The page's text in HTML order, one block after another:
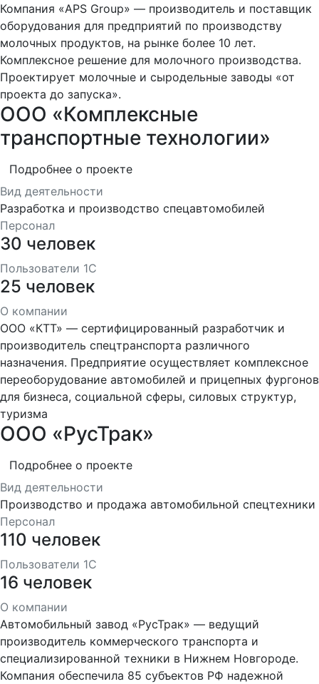
Компания «APS Group» — производитель и поставщик
оборудования для предприятий по производству
молочных продуктов, на рынке более 10 лет.
Комплексное решение для молочного производства.
Проектирует молочные и сыродельные заводы «от
проекта до запуска».
ООО «Комплексные
транспортные технологии»
Подробнее о проекте
Вид деятельности
Разработка и производство спецавтомобилей
Персонал
30 человек
Пользователи 1С
25 человек
О компании
ООО «КТТ» — сертифицированный разработчик и
производитель спецтранспорта различного
назначения. Предприятие осуществляет комплексное
переоборудование автомобилей и прицепных фургонов
для бизнеса, социальной сферы, силовых структур,
туризма
ООО «РусТрак»
Подробнее о проекте
Вид деятельности
Производство и продажа автомобильной спецтехники
Персонал
110 человек
Пользователи 1С
16 человек
О компании
Автомобильный завод «РусТрак» — ведущий
производитель коммерческого транспорта и
специализированной техники в Нижнем Новгороде.
Компания обеспечила 85 субъектов РФ надежной